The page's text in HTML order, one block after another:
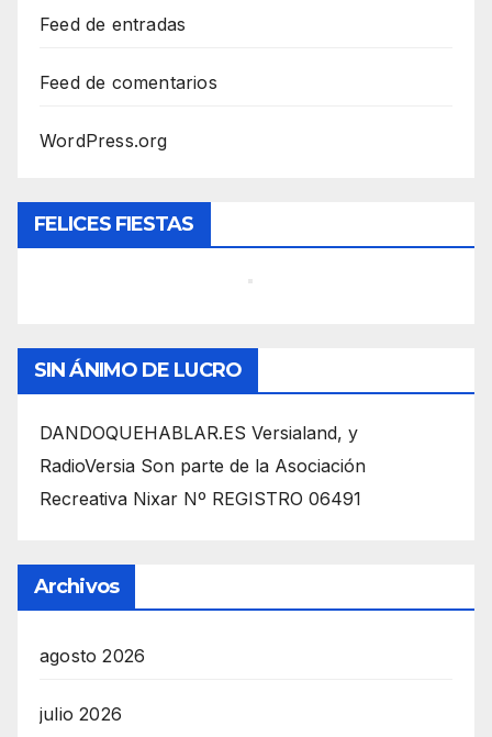
Feed de entradas
Feed de comentarios
WordPress.org
FELICES FIESTAS
SIN ÁNIMO DE LUCRO
DANDOQUEHABLAR.ES Versialand, y
RadioVersia Son parte de la Asociación
Recreativa Nixar Nº REGISTRO 06491
Archivos
agosto 2026
julio 2026